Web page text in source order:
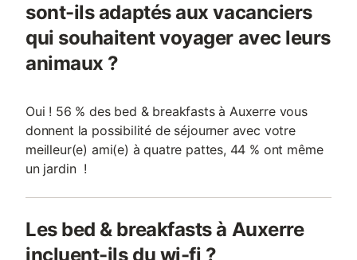
sont-ils adaptés aux vacanciers
qui souhaitent voyager avec leurs
animaux ?
Oui ! 56 % des bed & breakfasts à Auxerre vous
donnent la possibilité de séjourner avec votre
meilleur(e) ami(e) à quatre pattes, 44 % ont même
un jardin !
Les bed & breakfasts à Auxerre
incluent-ils du wi-fi ?